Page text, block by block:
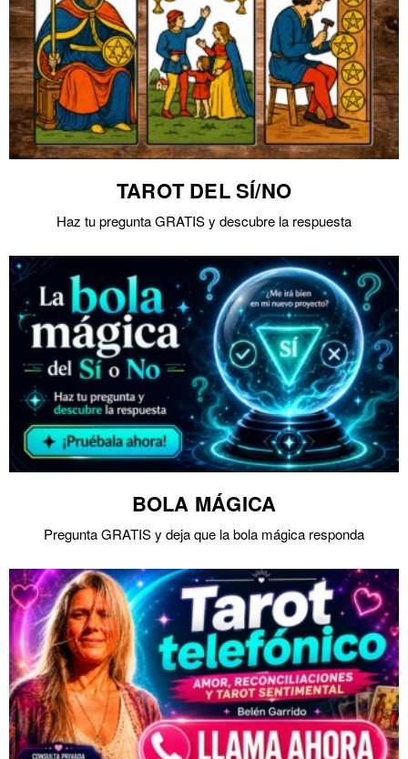
TAROT DEL SÍ/NO
Haz tu pregunta GRATIS y descubre la respuesta
BOLA MÁGICA
Pregunta GRATIS y deja que la bola mágica responda